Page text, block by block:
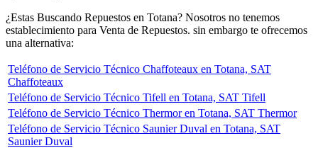
¿Estas Buscando Repuestos en Totana? Nosotros no tenemos
establecimiento para Venta de Repuestos. sin embargo te ofrecemos
una alternativa:
Teléfono de Servicio Técnico Chaffoteaux en Totana, SAT
Chaffoteaux
Teléfono de Servicio Técnico Tifell en Totana, SAT Tifell
Teléfono de Servicio Técnico Thermor en Totana, SAT Thermor
Teléfono de Servicio Técnico Saunier Duval en Totana, SAT
Saunier Duval